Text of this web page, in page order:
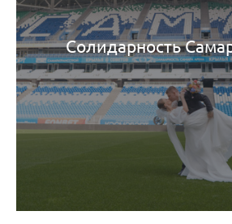
Солидарность